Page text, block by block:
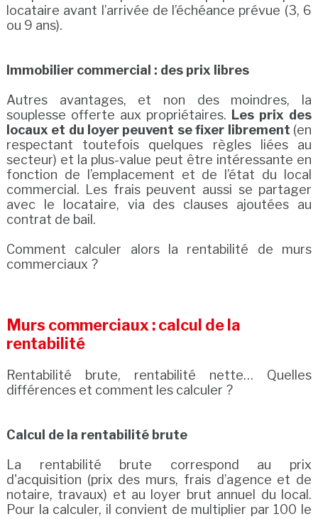
locataire avant l’arrivée de l’échéance prévue (3, 6
ou 9 ans).
Immobilier commercial : des prix libres
Autres avantages, et non des moindres, la
souplesse offerte aux propriétaires. Les prix des
locaux et du loyer peuvent se fixer librement (en
respectant toutefois quelques règles liées au
secteur) et la plus-value peut être intéressante en
fonction de l’emplacement et de l’état du local
commercial. Les frais peuvent aussi se partager
avec le locataire, via des clauses ajoutées au
contrat de bail.
Comment calculer alors la rentabilité de murs
commerciaux ?
Murs commerciaux : calcul de la
rentabilité
Rentabilité brute, rentabilité nette… Quelles
différences et comment les calculer ?
Calcul de la rentabilité brute
La rentabilité brute correspond au prix
d'acquisition (prix des murs, frais d’agence et de
notaire, travaux) et au loyer brut annuel du local.
Pour la calculer, il convient de multiplier par 100 le